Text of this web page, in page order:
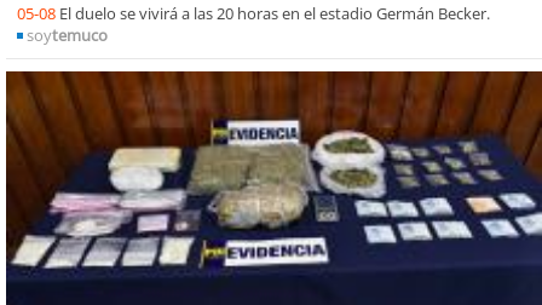
05-08 El duelo se vivirá a las 20 horas en el estadio Germán Becker.
soytemuco